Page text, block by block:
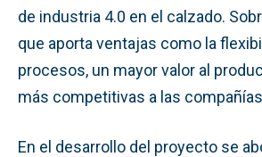
de industria 4.0 en el calzado.
que aporta ventajas como la
procesos, un mayor valor al
más competitivas a las
En el desarrollo del proyecto se